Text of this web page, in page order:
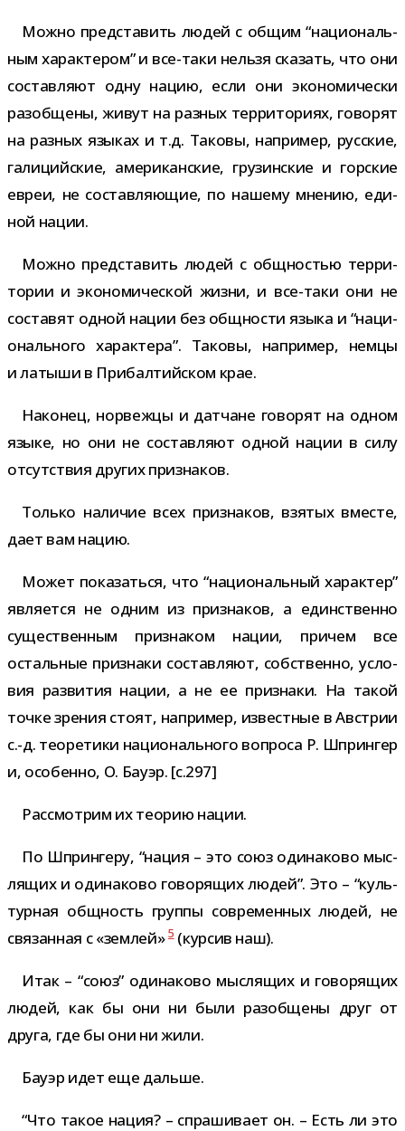
Можно пред­ста­вить людей с общим “наци­о­наль­
ным харак­те­ром” и все-​таки нельзя ска­зать, что они
состав­ляют одну нацию, если они эко­но­ми­че­ски
раз­об­щены, живут на раз­ных тер­ри­то­риях, гово­рят
на раз­ных язы­ках и т.д. Таковы, напри­мер, рус­ские,
гали­ций­ские, аме­ри­кан­ские, гру­зин­ские и гор­ские
евреи, не состав­ля­ю­щие, по нашему мне­нию, еди­
ной нации.
Можно пред­ста­вить людей с общ­но­стью тер­ри­
то­рии и эко­но­ми­че­ской жизни, и все-​таки они не
соста­вят одной нации без общ­но­сти языка и “наци­
о­наль­ного харак­тера”. Таковы, напри­мер, немцы
и латыши в Прибалтийском крае.
Наконец, нор­вежцы и дат­чане гово­рят на одном
языке, но они не состав­ляют одной нации в силу
отсут­ствия дру­гих признаков.
Только нали­чие всех при­зна­ков, взя­тых вме­сте,
дает вам нацию.
Может пока­заться, что “наци­о­наль­ный харак­тер”
явля­ется не одним из при­зна­ков, а един­ственно
суще­ствен­ным при­зна­ком нации, при­чем все
осталь­ные при­знаки состав­ляют, соб­ственно, усло­
вия раз­ви­тия нации, а не ее при­знаки. На такой
точке зре­ния стоят, напри­мер, извест­ные в Австрии
с.-д. тео­ре­тики наци­о­наль­ного вопроса Р. Шпрингер
и, осо­бенно, О. Бауэр. [c.297]
Рассмотрим их тео­рию нации.
По Шпрингеру, “нация – это союз оди­на­ково мыс­
ля­щих и оди­на­ково гово­ря­щих людей”. Это – “куль­
тур­ная общ­ность группы совре­мен­ных людей, не
свя­зан­ная с «зем­лей»5(кур­сив наш).
Итак – “союз” оди­на­ково мыс­ля­щих и гово­ря­щих
людей, как бы они ни были раз­об­щены друг от
друга, где бы они ни жили.
Бауэр идет еще дальше.
“Что такое нация? – спра­ши­вает он. – Есть ли это